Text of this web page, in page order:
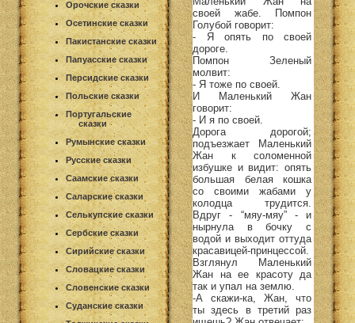
Орочские сказки
Осетинские сказки
Пакистанские сказки
Папуасские сказки
Персидские сказки
Польские сказки
Португальские
сказки
Румынские сказки
Русские сказки
Саамские сказки
Саларские сказки
Селькупские сказки
Сербские сказки
Сирийские сказки
Словацкие сказки
Словенские сказки
Суданские сказки
своей жабе. Помпон
Голубой говорит:
- Я опять по своей
дороге.
Помпон Зеленый
молвит:
- Я тоже по своей.
И Маленький Жан
говорит:
- И я по своей.
Дорога дорогой;
подъезжает Маленький
Жан к соломенной
избушке и видит: опять
большая белая кошка
со своими жабами у
колодца трудится.
Вдруг - “мяу-мяу” - и
нырнула в бочку с
водой и выходит оттуда
красавицей-принцессой.
Взглянул Маленький
Жан на ее красоту да
так и упал на землю.
-А скажи-ка, Жан, что
ты здесь в третий раз